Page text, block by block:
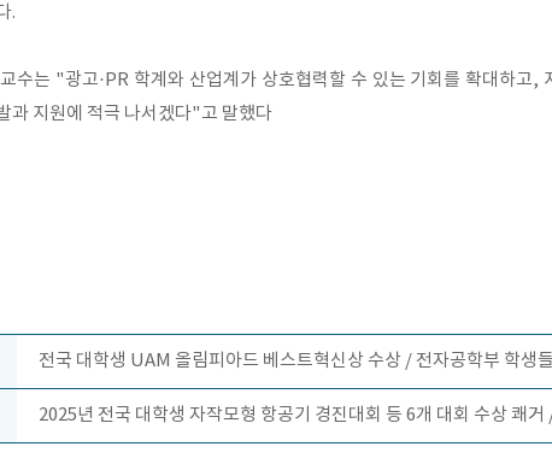
.
수는 "광고·PR 학계와 산업계가 상호협력할 수 있는 기회를 확대하고,
과 지원에 적극 나서겠다"고 말했다
전국 대학생 UAM 올림피아드 베스트혁신상 수상 / 전자공학부 학생들
2025년 전국 대학생 자작모형 항공기 경진대회 등 6개 대회 수상 쾌